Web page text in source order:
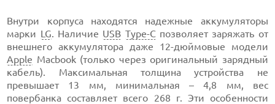
Внутри корпуса находятся надежные аккумуляторы
марки LG. Наличие USB Type-Cпозволяет заряжать от
внешнего аккумулятора даже 12-дюймовые модели
Apple Macbook (только через оригинальный зарядный
кабель). Максимальная толщина устройства не
превышает 13 мм, минимальная – 4,8 мм, вес
повербанка составляет всего 268 г. Эти особенности